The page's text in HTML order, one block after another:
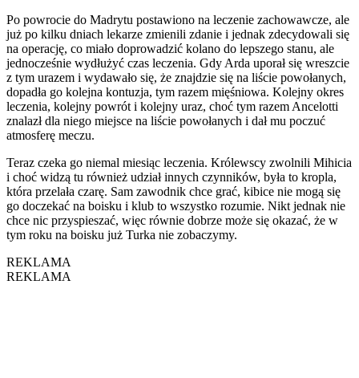
Po powrocie do Madrytu postawiono na leczenie zachowawcze, ale
już po kilku dniach lekarze zmienili zdanie i jednak zdecydowali się
na operację, co miało doprowadzić kolano do lepszego stanu, ale
jednocześnie wydłużyć czas leczenia. Gdy Arda uporał się wreszcie
z tym urazem i wydawało się, że znajdzie się na liście powołanych,
dopadła go kolejna kontuzja, tym razem mięśniowa. Kolejny okres
leczenia, kolejny powrót i kolejny uraz, choć tym razem Ancelotti
znalazł dla niego miejsce na liście powołanych i dał mu poczuć
atmosferę meczu.
Teraz czeka go niemal miesiąc leczenia. Królewscy zwolnili Mihicia
i choć widzą tu również udział innych czynników, była to kropla,
która przelała czarę. Sam zawodnik chce grać, kibice nie mogą się
go doczekać na boisku i klub to wszystko rozumie. Nikt jednak nie
chce nic przyspieszać, więc równie dobrze może się okazać, że w
tym roku na boisku już Turka nie zobaczymy.
REKLAMA
REKLAMA